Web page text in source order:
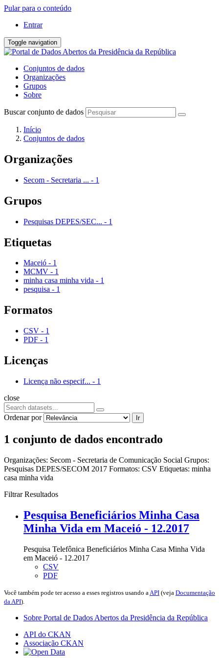
Pular para o conteúdo
Entrar
Toggle navigation
Conjuntos de dados
Organizações
Grupos
Sobre
Buscar conjunto de dados
Início
Conjuntos de dados
Organizações
Secom - Secretaria ... - 1
Grupos
Pesquisas DEPES/SEC... - 1
Etiquetas
Maceió - 1
MCMV - 1
minha casa minha vida - 1
pesquisa - 1
Formatos
CSV - 1
PDF - 1
Licenças
Licença não especif... - 1
close
Ordenar por Ir
1 conjunto de dados encontrado
Organizações: Secom - Secretaria de Comunicação Social Grupos:
Pesquisas DEPES/SECOM 2017 Formatos: CSV Etiquetas: minha
casa minha vida
Filtrar Resultados
Pesquisa Beneficiários Minha Casa
Minha Vida em Maceió - 12.2017
Pesquisa Telefônica Beneficiários Minha Casa Minha Vida
em Maceió - 12.2017
CSV
PDF
Você também pode ter acesso a esses registros usando a API (veja Documentação
da API).
Sobre Portal de Dados Abertos da Presidência da República
API do CKAN
Associação CKAN